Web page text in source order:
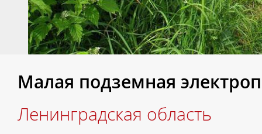
Малая подземная
Ленинградская область